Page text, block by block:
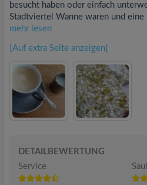
besucht haben oder einfach
Stadtviertel Wanne waren und
mehr lesen
[Auf extra Seite anzeigen]
DETAILBEWERTUNG
Service